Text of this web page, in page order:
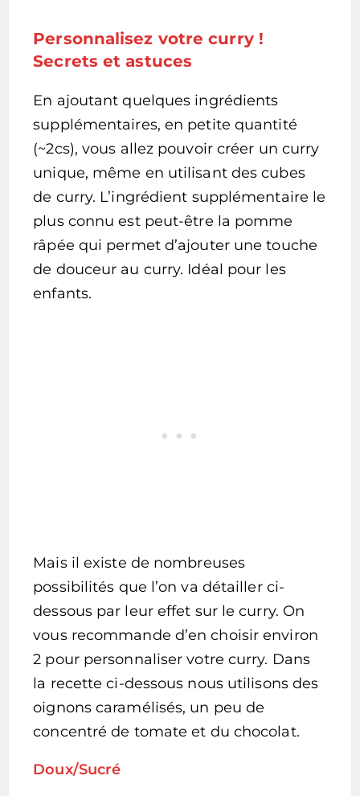
Personnalisez votre curry !
Secrets et astuces
En ajoutant quelques ingrédients
supplémentaires, en petite quantité
(~2cs), vous allez pouvoir créer un curry
unique, même en utilisant des cubes
de curry. L’ingrédient supplémentaire le
plus connu est peut-être la pomme
râpée qui permet d’ajouter une touche
de douceur au curry. Idéal pour les
enfants.
Mais il existe de nombreuses
possibilités que l’on va détailler ci-
dessous par leur effet sur le curry. On
vous recommande d’en choisir environ
2 pour personnaliser votre curry. Dans
la recette ci-dessous nous utilisons des
oignons caramélisés, un peu de
concentré de tomate et du chocolat.
Doux/Sucré